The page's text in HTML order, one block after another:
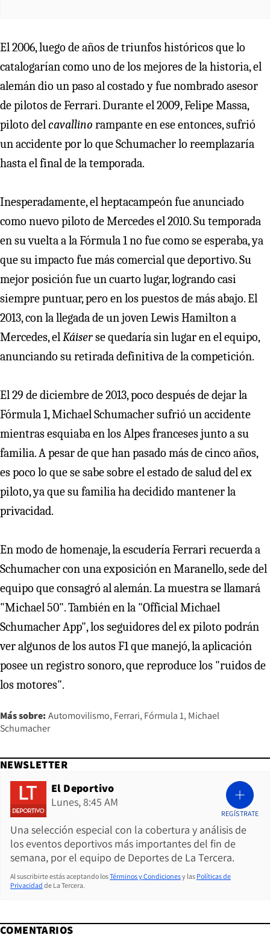
El 2006, luego de años de triunfos históricos que lo
catalogarían como uno de los mejores de la historia, el
alemán dio un paso al costado y fue nombrado asesor
de pilotos de Ferrari. Durante el 2009, Felipe Massa,
piloto delcavallino rampante en ese entonces, sufrió
un accidente por lo que Schumacher lo reemplazaría
hasta el final de la temporada.
Inesperadamente, el heptacampeón fue anunciado
como nuevo piloto de Mercedes el 2010. Su temporada
en su vuelta a la Fórmula 1 no fue como se esperaba, ya
que su impacto fue más comercial que deportivo. Su
mejor posición fue un cuarto lugar, logrando casi
siempre puntuar, pero en los puestos de más abajo. El
2013, con la llegada de un joven Lewis Hamilton a
Mercedes, elKáiserse quedaría sin lugar en el equipo,
anunciando su retirada definitiva de la competición.
El 29 de diciembre de 2013, poco después de dejar la
Fórmula 1, Michael Schumacher sufrió un accidente
mientras esquiaba en los Alpes franceses junto a su
familia. A pesar de que han pasado más de cinco años,
es poco lo que se sabe sobre el estado de salud del ex
piloto, ya que su familia ha decidido mantener la
privacidad.
En modo de homenaje, la escudería Ferrari recuerda a
Schumacher con una exposición en Maranello, sede del
equipo que consagró al alemán. La muestra se llamará
"Michael 50". También en la "Official Michael
Schumacher App", los seguidores del ex piloto podrán
ver algunos de los autos F1 que manejó, la aplicación
posee un registro sonoro, que reproduce los "ruidos de
los motores".
Más sobre: Automovilismo Ferrari Fórmula 1 Michael
Schumacher
NEWSLETTER
El Deportivo
Lunes, 8:45 AM
Una selección especial con la cobertura y análisis de
los eventos deportivos más importantes del fin de
semana, por el equipo de Deportes de La Tercera.
REGÍSTRATE
Al suscribirte estás aceptando losTérminos y Condicionesy las Políticas de
Privacidad de La Tercera.
COMENTARIOS